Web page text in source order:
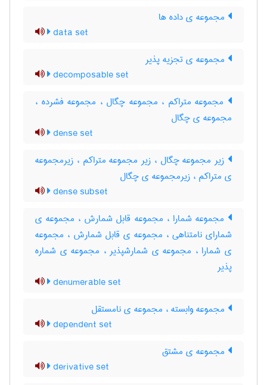
مجموعه ی داده ها
data set
مجموعه ی تجزیه پذیر
decomposable set
مجموعه متراکم ، مجموعه چگال ، مجموعه فشرده ،
مجموعه ی چگال
dense set
زیر مجموعه چگال ، زیر مجموعه متراکم ، زیرمجموعه
ی متراکم ، زیرمجموعه ی چگال
dense subset
مجموعه شمارا ، مجموعه قابل شمارش ، مجموعه ی
شمارای نامتناهی ، مجموعه ی قابل شمارش ، مجموعه
ی شمارا ، مجموعه ی شمارشپذیر ، مجموعه ی شماره
پذیر
denumerable set
مجموعه وابسته ، مجموعه ی نامستقل
dependent set
مجموعه ی مشتق
derivative set